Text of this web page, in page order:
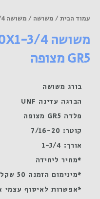
20X1-
פלדה
מצופה
עמוד הבית/ משושה / משושה UNF 7/16-20X1-3/4 פלדה GR5 מצופה
GR5 מצופה
בורג משושה
הברגה עדינה UNF
פלדה GR5 מצופה
קוטר: 7/16-20
אורך: 1-3/4
*מחיר ליחידה
*מינימום הזמנה 50 שקלים
*אפשרות לאיסוף עצמי